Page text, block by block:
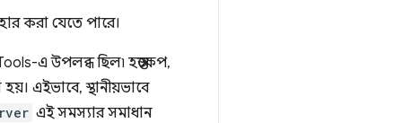
করা যেতে পারে।
এ উপলব্ধ ছিল৷ হস্তক্ষেপ,
হয়। এইভাবে, স্থানীয়ভাবে
এই সমস্যার সমাধান